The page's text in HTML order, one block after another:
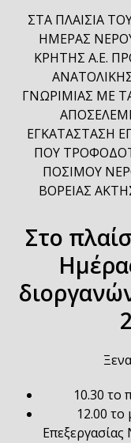
ΣΤΑ ΠΛΑΙΣΙΑ
ΗΜΕΡΑΣ
ΚΡΗΤΗΣ Α.Ε.
ΓΝΩΡΙΜΙΑΣ ΜΕ
ΕΓΚΑΤΑΣΤΑΣΗ
ΠΟΥ
ΠΟΣΙΜΟΥ
ΒΟΡΕΙΑΣ
Στο
10.30 το
12.00 το